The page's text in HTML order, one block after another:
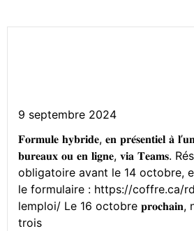
9 septembre 2024
𝐅𝐨𝐫𝐦𝐮𝐥𝐞 𝐡𝐲𝐛𝐫𝐢𝐝𝐞, 𝐞𝐧 𝐩𝐫𝐞́𝐬𝐞𝐧𝐭𝐢𝐞𝐥 𝐚̀
𝐛𝐮𝐫𝐞𝐚𝐮𝐱 𝐨𝐮 𝐞𝐧 𝐥𝐢𝐠𝐧𝐞, 𝐯𝐢𝐚 𝐓𝐞𝐚𝐦𝐬.
obligatoire avant le 14 octobre,
le formulaire : https://coffre.ca/
lemploi/ Le 16 octobre 𝐩𝐫𝐨𝐜𝐡𝐚𝐢𝐧,
trois